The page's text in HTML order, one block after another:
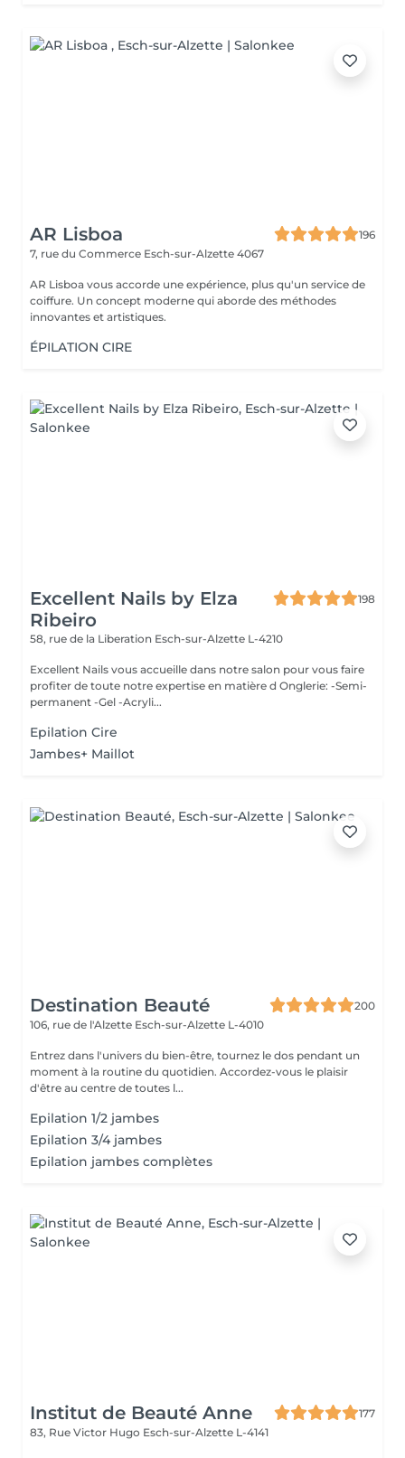
AR Lisboa
196
7, rue du Commerce Esch-sur-Alzette 4067
AR Lisboa vous accorde une expérience, plus qu'un service de
coiffure. Un concept moderne qui aborde des méthodes
innovantes et artistiques.
ÉPILATION CIRE
Excellent Nails by Elza
Ribeiro
198
58, rue de la Liberation Esch-sur-Alzette L-4210
Excellent Nails vous accueille dans notre salon pour vous faire
profiter de toute notre expertise en matière d Onglerie: -Semi-
permanent -Gel -Acryli...
Epilation Cire
Jambes+ Maillot
Destination Beauté
200
106, rue de l'Alzette Esch-sur-Alzette L-4010
Entrez dans l'univers du bien-être, tournez le dos pendant un
moment à la routine du quotidien. Accordez-vous le plaisir
d'être au centre de toutes l...
Epilation 1/2 jambes
Epilation 3/4 jambes
Epilation jambes complètes
Institut de Beauté Anne
177
83, Rue Victor Hugo Esch-sur-Alzette L-4141